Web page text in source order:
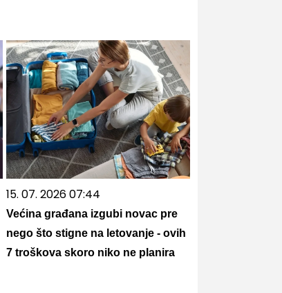
15. 07. 2026 07:44
Većina građana izgubi novac pre
nego što stigne na letovanje - ovih
7 troškova skoro niko ne planira